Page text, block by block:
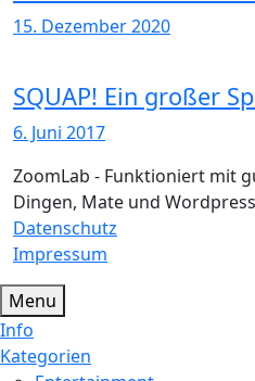
15. Dezember 2020
SQUAP! Ein großer
6. Juni 2017
ZoomLab - Funktioniert mit
Dingen, Mate und
Datenschutz
Impressum
Menu
Info
Kategorien